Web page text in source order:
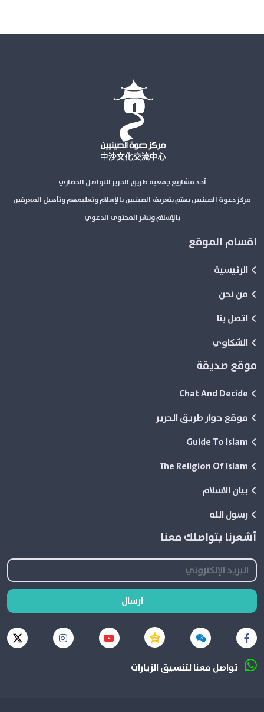
أحد مشاريع جمعية طريق الحرير للتواصل الحضاري
مركز دعوة الصينيين يهتم بتعريف الصينيين بالإسلام وتعليمهم وتأهيل المعرفين
بالإسلام ونشر المحتوى الدعوي
اقسام الموقع
الرئيسية
من نحن
اتصل بنا
الشكاوي
موقع صديقة
Chat And Decide
موقع حوار طريق الحرير
Guide To Islam
The Religion Of Islam
بيان الاسلام
رسول الله
أشعرنا بتواصلك معنا
ارسال
تواصل معنا لتنسيق الزيارات